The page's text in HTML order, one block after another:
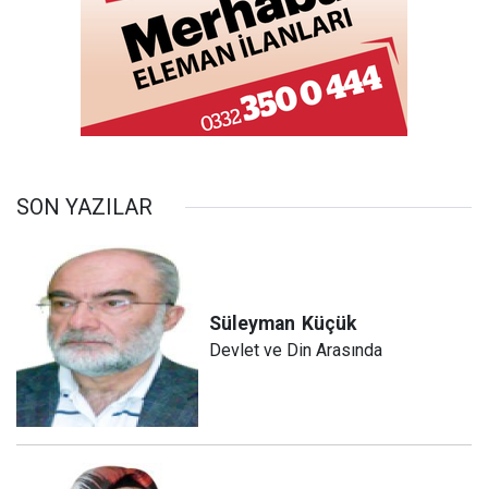
SON YAZILAR
Süleyman Küçük
Devlet ve Din Arasında